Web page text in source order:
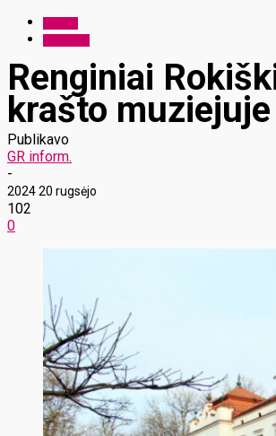
Renginiai
krašto muziejuje
Publikavo
GR inform.
-
2024 20 rugsėjo
102
0